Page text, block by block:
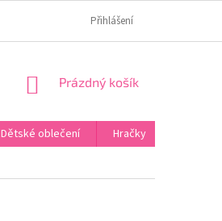
HODNOCENÍ NA HEURÉCE
Přihlášení
NÁKUPNÍ
Prázdný košík
Dětské oblečení Hračky